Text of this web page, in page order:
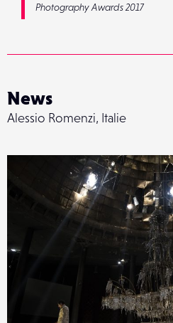
Photography Awards 2017
News
Alessio Romenzi, Italie